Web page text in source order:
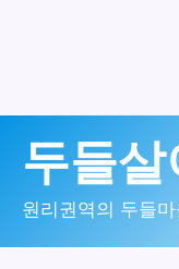
로
두들살
원리권역의 두들